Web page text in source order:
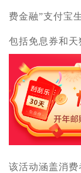
费金融”支付宝
包括免息券和天
该活动涵盖消费